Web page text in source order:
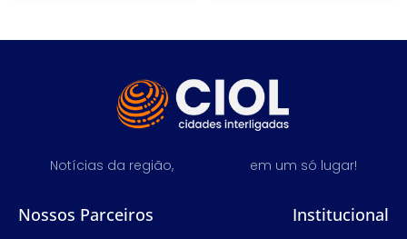
Notícias da região, em um só lugar!
Nossos Parceiros Institucional